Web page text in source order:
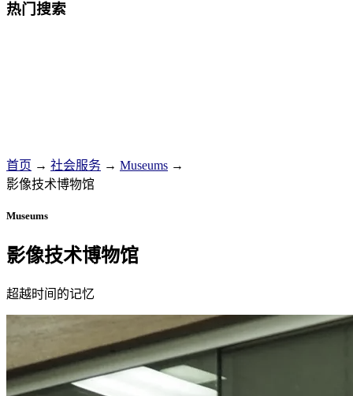
热门搜索
首页 → 社会服务 → Museums →
影像技术博物馆
Museums
影像技术博物馆
超越时间的记忆